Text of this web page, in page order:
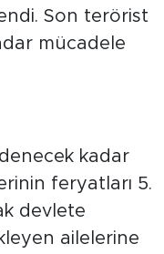
Son terörist
mücadele
denecek kadar
feryatları 5.
devlete
ailelerine